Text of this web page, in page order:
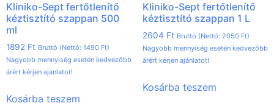
Kliniko-Sept fertőtlenítő
kéztisztító szappan 500
ml
1892 Ft Bruttó (Nettó: 1490 Ft)
Nagyobb mennyiség esetén kedvezőbb
árért kérjen ajánlatot!
Kosárba teszem
Kliniko-Sept fertőtlenítő
kéztisztító szappan 1 L
2604 Ft Bruttó (Nettó: 2050 Ft)
Nagyobb mennyiség esetén kedvezőbb
árért kérjen ajánlatot!
Kosárba teszem